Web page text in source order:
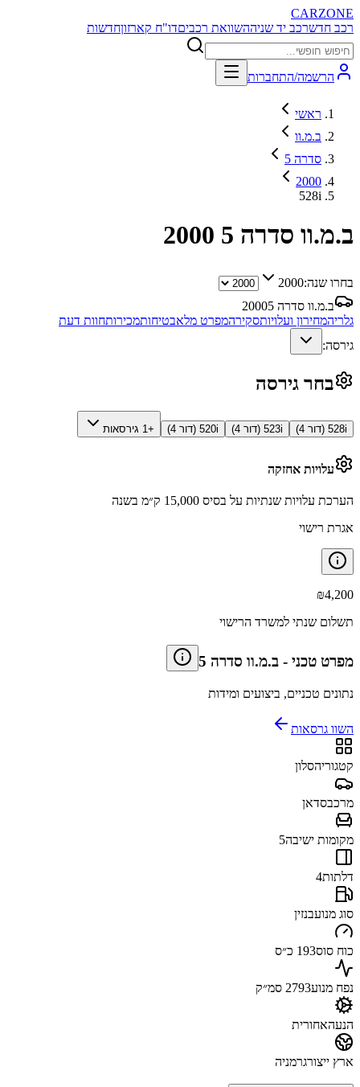
CARZONE
רכב חדשרכב יד שניההשוואת רכביםדו"ח קארזוןחדשות
הרשמה/התחברות
ראשי
ב.מ.וו
סדרה 5
2000
528i
ב.מ.וו סדרה 5 2000
בחרו שנה:2000
ב.מ.וו סדרה 5
2000
גלריהמחירון ועלויותסקירהמפרט מלאבטיחותמכירותחוות דעת
גירסה:
בחר גירסה
528i (דור 4) 523i (דור 4) 520i (דור 4) +1 גירסאות
עלויות אחזקה
הערכת עלויות שנתיות על בסיס 15,000 ק״מ בשנה
אגרת רישוי
₪4,200
תשלום שנתי למשרד הרישוי
מפרט טכני - ב.מ.וו סדרה 5
נתונים טכניים, ביצועים ומידות
השוו גרסאות
קטגוריהסלון
מרכבסדאן
מקומות ישיבה5
דלתות4
סוג מנועבנזין
כוח סוס193 כ״ס
נפח מנוע2793 סמ״ק
הנעהאחורית
ארץ ייצורגרמניה